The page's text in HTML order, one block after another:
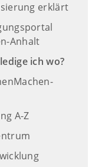
erklärt
Anhalt
ich wo?
A-Z